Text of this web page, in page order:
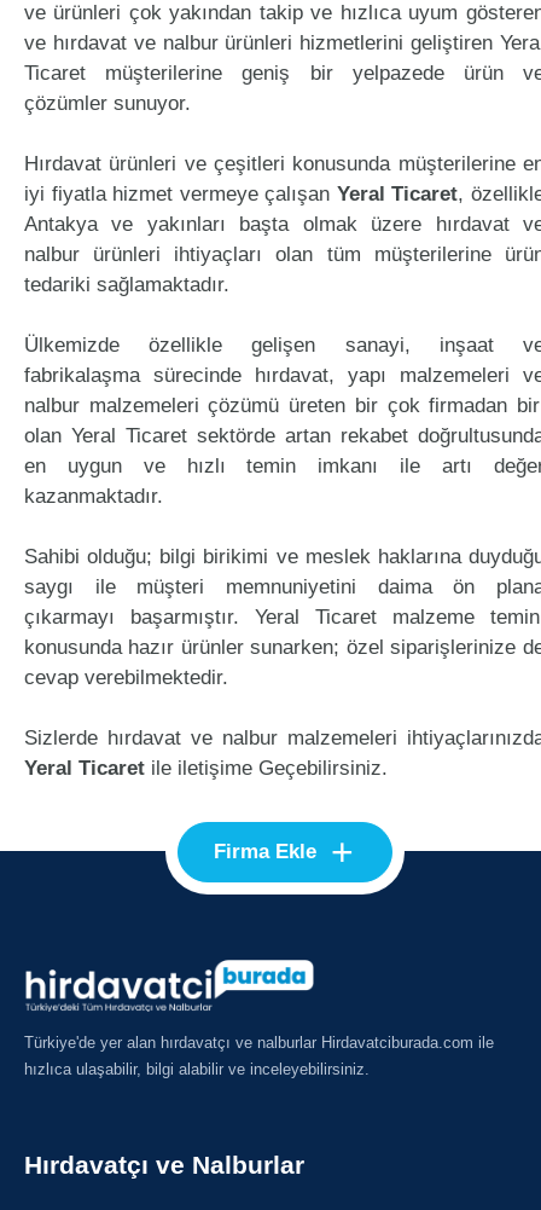
ve ürünleri çok yakından takip ve hızlıca uyum
ve hırdavat ve nalbur ürünleri hizmetlerini geliştiren
Ticaret müşterilerine geniş bir yelpazede ürün
çözümler sunuyor.
Hırdavat ürünleri ve çeşitleri konusunda müşterilerine
iyi fiyatla hizmet vermeye çalışan Yeral Ticaret,
Antakya ve yakınları başta olmak üzere hırdavat
nalbur ürünleri ihtiyaçları olan tüm müşterilerine
tedariki sağlamaktadır.
Ülkemizde özellikle gelişen sanayi, inşaat
fabrikalaşma sürecinde hırdavat, yapı malzemeleri
nalbur malzemeleri çözümü üreten bir çok firmadan
olan Yeral Ticaret sektörde artan rekabet
en uygun ve hızlı temin imkanı ile artı
kazanmaktadır.
Sahibi olduğu; bilgi birikimi ve meslek haklarına
saygı ile müşteri memnuniyetini daima ön
çıkarmayı başarmıştır. Yeral Ticaret malzeme
konusunda hazır ürünler sunarken; özel siparişlerinize
cevap verebilmektedir.
Sizlerde hırdavat ve nalbur malzemeleri
Yeral Ticaret ile iletişime Geçebilirsiniz.
Firma Ekle +
Türkiye'de yer alan hırdavatçı ve nalburlar Hirdavatciburada.com ile
hızlıca ulaşabilir, bilgi alabilir ve inceleyebilirsiniz.
Hırdavatçı ve Nalburlar